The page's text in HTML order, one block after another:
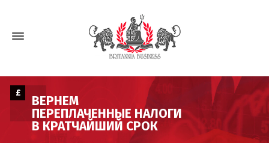
ВЕРНЕМ
ПЕРЕПЛАЧЕННЫЕ НАЛОГИ
В КРАТЧАЙШИЙ СРОК
£